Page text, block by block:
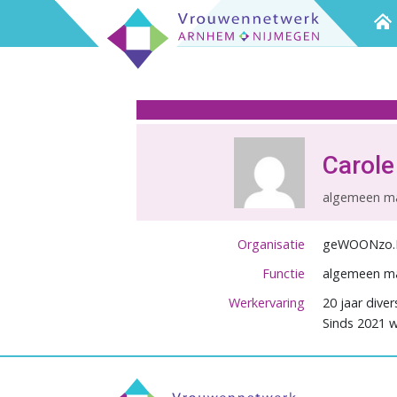
algemeen
Organisatie
Functie
algemeen
Werkervaring
20 jaar
Sinds 2021